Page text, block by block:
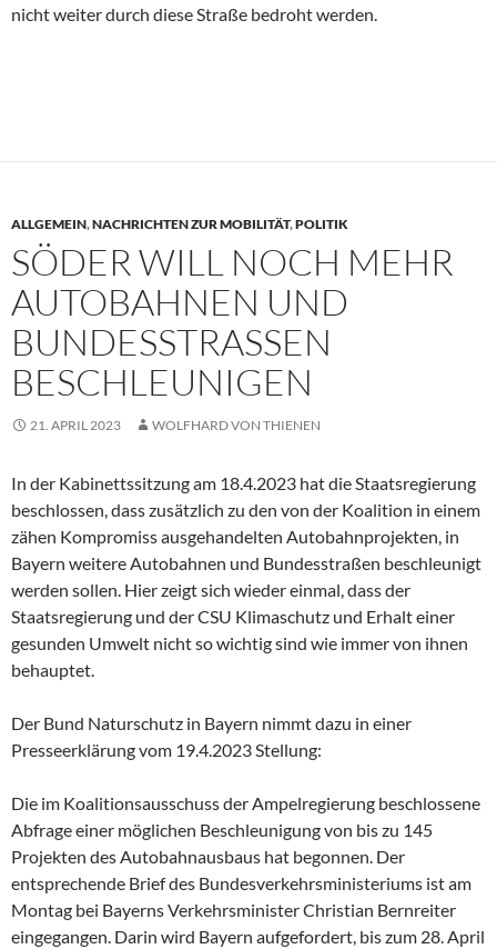
nicht weiter durch diese Straße bedroht werden.
ALLGEMEIN,NACHRICHTEN ZUR MOBILITÄT,POLITIK
SÖDER WILL NOCH MEHR
AUTOBAHNEN UND
BUNDESSTRASSEN B
ESCHLEUNIGEN
21. APRIL 2023 WOLFHARD VON THIENEN
In der Kabinettssitzung am 18.4.2023 hat die Staatsregierung
beschlossen, dass zusätzlich zu den von der Koalition in einem
zähen Kompromiss ausgehandelten Autobahnprojekten, in
Bayern weitere Autobahnen und Bundesstraßen beschleunigt
werden sollen. Hier zeigt sich wieder einmal, dass der
Staatsregierung und der CSU Klimaschutz und Erhalt einer
gesunden Umwelt nicht so wichtig sind wie immer von ihnen
behauptet.
Der Bund Naturschutz in Bayern nimmt dazu in einer
Presseerklärung vom 19.4.2023 Stellung:
Die im Koalitionsausschuss der Ampelregierung beschlossene
Abfrage einer möglichen Beschleunigung von bis zu 145
Projekten des Autobahnausbaus hat begonnen. Der
entsprechende Brief des Bundesverkehrsministeriums ist am
Montag bei Bayerns Verkehrsminister Christian Bernreiter
eingegangen. Darin wird Bayern aufgefordert, bis zum 28. April